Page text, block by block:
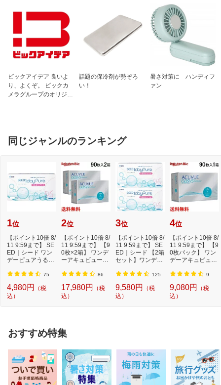
（1）用法・用量を厳守してください
（2）本剤は、本質的に沈殿を含んでい
ますので、服用前によく振ってから服用
してください
成分1
本品1日量90ml（30ml×3本）中
麻黄湯エキス 81ml
(日局マオウ 5.0g、日局キョウニ
ン 5.0g、日局ケイヒ 4.0g、日局カン
ゾウ 1.5gより抽出）
成分2
の注意1
い涼しい所に保管してください
（3）誤用をさけ、品質を保持するため
に他の容器に入れかえないでください
（4）使用期限を過ぎた製品は、服用し
ないでください
（5）ビンをあけたら飲みきってくださ
（6）ビンをあけたまま保存しないでく
お問い合わせ先1
株式会社ツムラ お客様相談窓口
TEL:0120-329-930
受付時間：9：00〜17：30（土、日、祝
日を除く）
ビックアイデア 良いよ
り、よくぞ。 ビックカ
メラグループのオリジナ
話題の保冷剤が勢ぞろ
い！
暑さ対策に ハンディフ
ァン
同じジャンルのランキング
1位
【ポイント10倍 8/
11 9:59まで】 SE
ED｜シード ワン
デーピュアうるお
75
4,980円
（税
込）
2位
【ポイント10倍 8/
11 9:59まで】 【9
0枚×2箱】 ワンデ
ーアキュビューオ
86
17,980円
（税
込）
3位
【ポイント10倍 8/
11 9:59まで】 SE
ED｜シード 【2箱
セット】ワンデー
125
9,580円
（税
込）
4位
【ポイント10倍 8/
11 9:59まで】 【9
0枚パック】 ワン
デーアキュビュー
9
9,080円
（税
込）
おすすめ特集